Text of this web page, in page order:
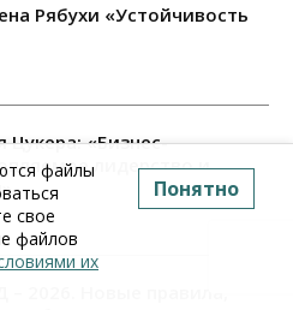
Рябухи «Устойчивость
Цукера: «Бизнес-
лидерство и
2026. Новые правила,
файлы
свое
файлов
их
Понятно